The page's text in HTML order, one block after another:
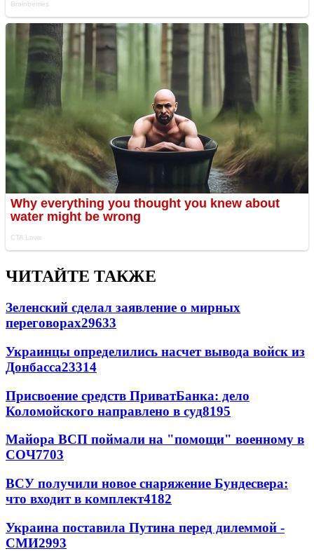
ЧИТАЙТЕ ТАКЖЕ
Зеленский сделал заявление о мирных
переговорах29633
Украинцы определились насчет вывода войск из
Донбасса23314
Присвоение средств ПриватБанка: дело
Коломойского направлено в суд8195
Майора ВСП поймали на "помощи" военному в
СОЧ7703
ВСУ получили новое снаряжение Бундесвера:
что входит в комплект4182
Украина поставила Путина перед дилеммой -
СМИ2993